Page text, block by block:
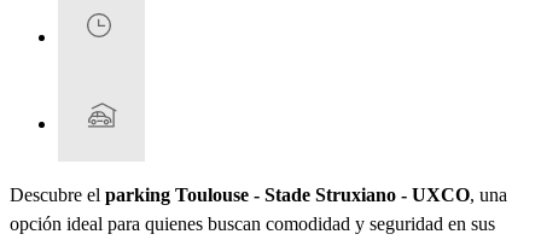
Descubre el parking Toulouse - Stade Struxiano - UXCO, una
opción ideal para quienes buscan comodidad y seguridad en sus